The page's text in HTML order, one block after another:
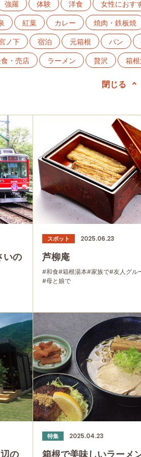
強羅 体験 洋食 女性におす
紅葉 カレー 焼肉・鉄板焼
ノ下 宿泊 元箱根 パン
・売店 ラーメン 贅沢 箱
いの
スポット 2025.06.23
芦柳庵
#和食#箱根湯本#家族で#友人グル
#母と娘で
の
特集 2025.04.23
箱根で美味しいラーメ